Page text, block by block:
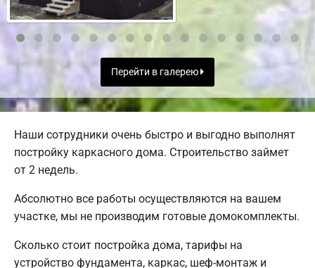
Перейти в галерею
Наши сотрудники очень быстро и выгодно выполнят
постройку каркасного дома. Строительство займет
от 2 недель.
Абсолютно все работы осуществляются на вашем
участке, мы не производим готовые домокомплекты.
Сколько стоит постройка дома, тарифы на
устройство фундамента, каркас, шеф-монтаж и